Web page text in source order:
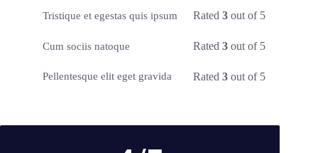
Tristique et egestas quis ipsum Rated3 out of 5
Cum sociis natoque Rated3 out of 5
Pellentesque elit eget gravida Rated3 out of 5